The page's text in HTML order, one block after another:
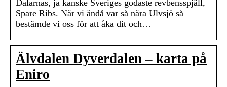
Dalarnas, ja kanske Sveriges godaste revbensspjäll,
Spare Ribs. När vi ändå var så nära Ulvsjö så
bestämde vi oss för att åka dit och…
Älvdalen Dyverdalen – karta på
Eniro